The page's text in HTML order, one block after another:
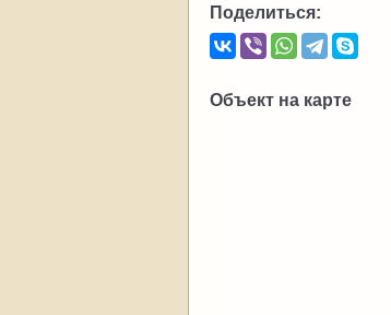
Поделиться:
Объект на карте